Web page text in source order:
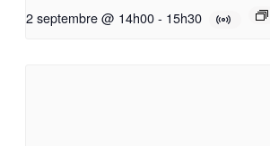
2 septembre @ 14h00- 15h30